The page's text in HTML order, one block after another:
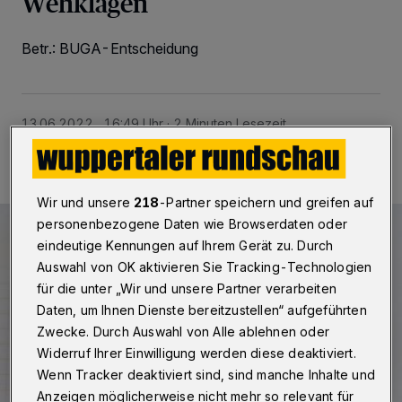
Betr.: BUGA-Entscheidung
13.06.2022 , 16:49 Uhr 2 Minuten Lesezeit
Wir und unsere 218-Partner speichern und greifen auf
personenbezogene Daten wie Browserdaten oder
eindeutige Kennungen auf Ihrem Gerät zu. Durch
Auswahl von OK aktivieren Sie Tracking-Technologien
für die unter „Wir und unsere Partner verarbeiten
Daten, um Ihnen Dienste bereitzustellen“ aufgeführten
Zwecke. Durch Auswahl von Alle ablehnen oder
Widerruf Ihrer Einwilligung werden diese deaktiviert.
Wenn Tracker deaktiviert sind, sind manche Inhalte und
Anzeigen möglicherweise nicht mehr so relevant für